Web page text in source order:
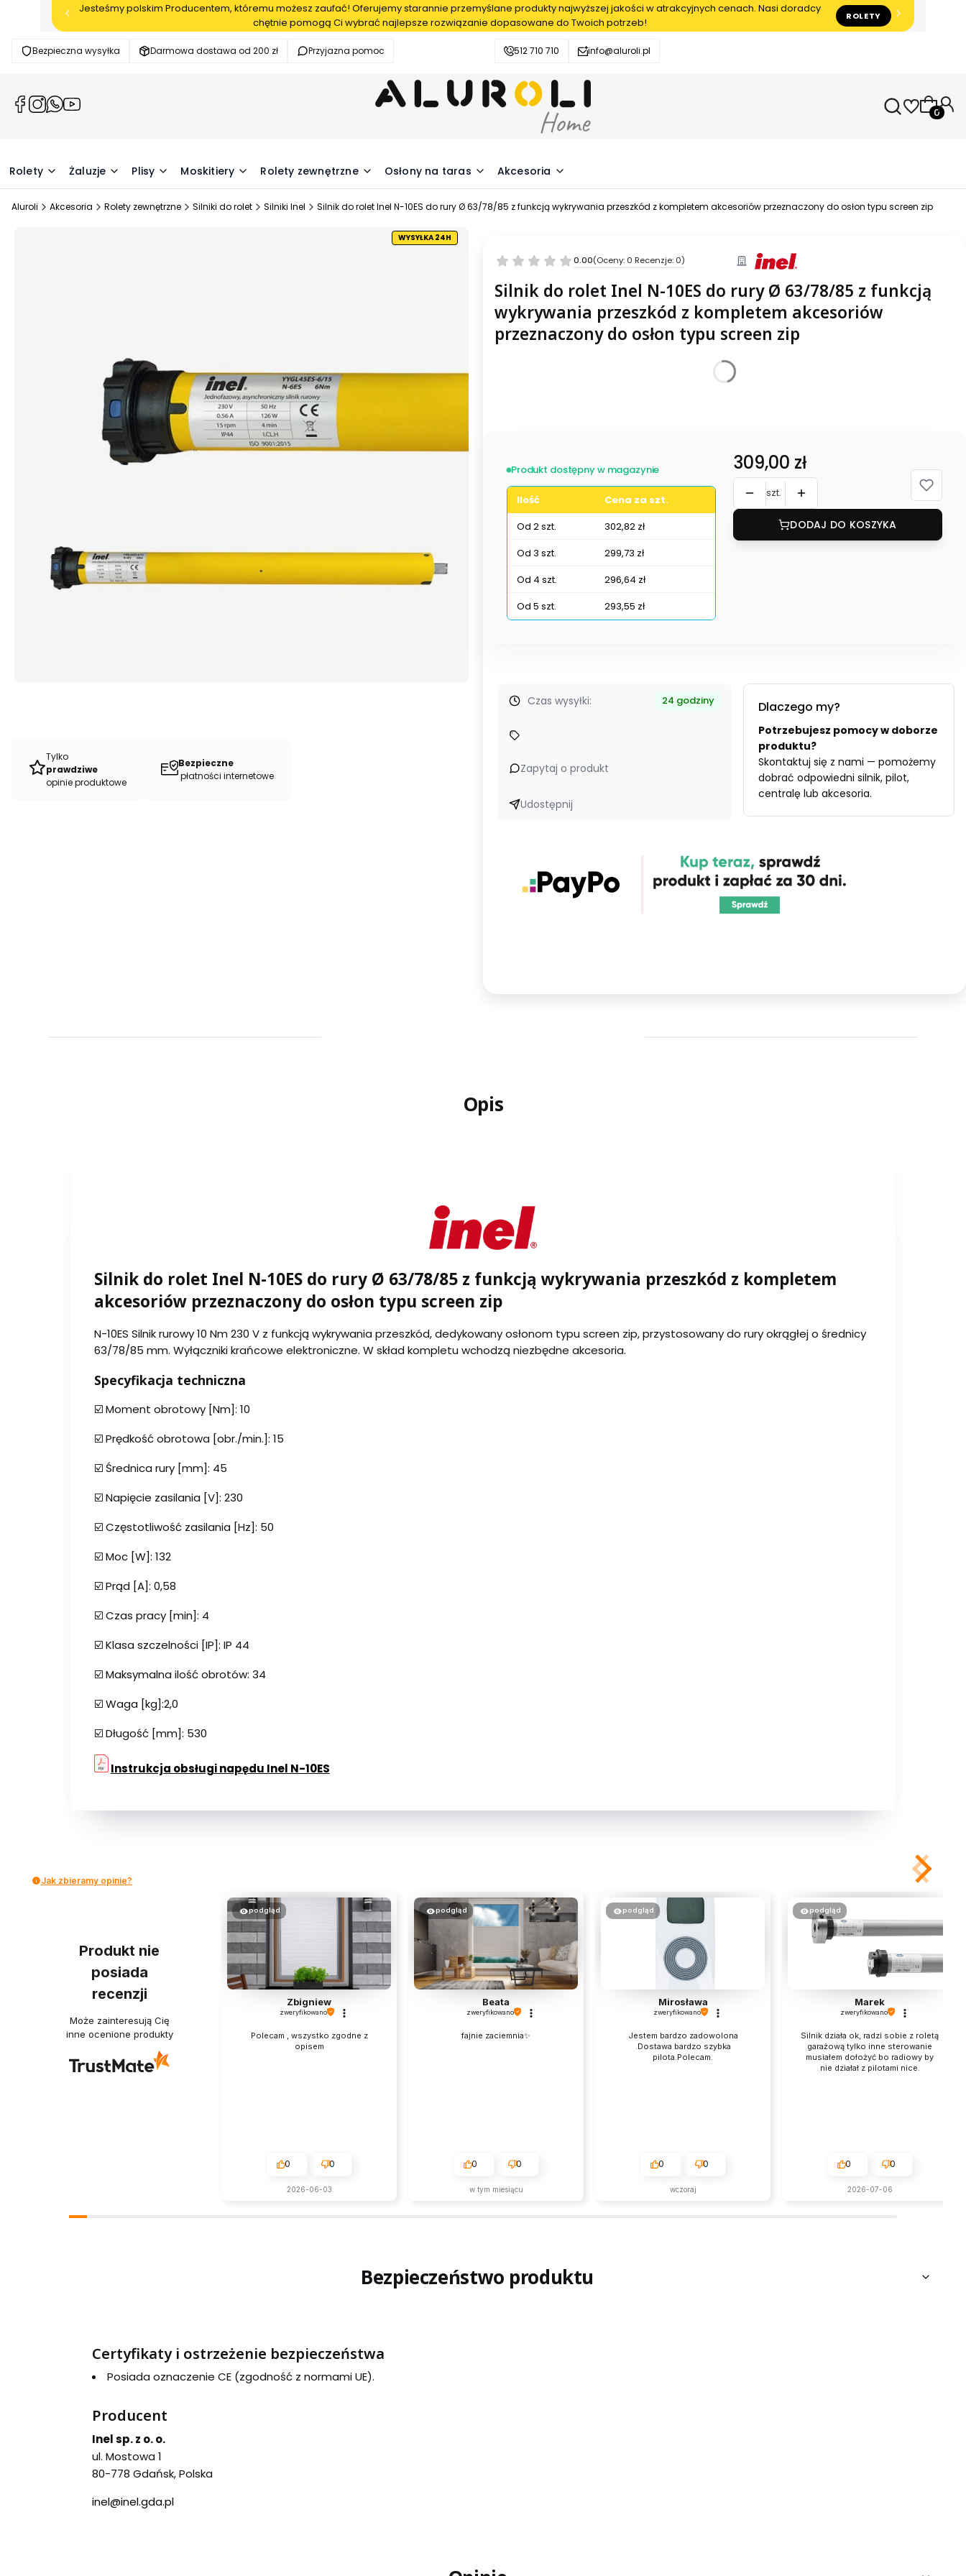
Jesteśmy polskim Producentem, któremu możesz zaufać! Oferujemy starannie przemyślane produkty najwyższej jakości w atrakcyjnych cenach. Nasi doradcy
chętnie pomogą Ci wybrać najlepsze rozwiązanie dopasowane do Twoich potrzeb!
ROLETY
Bezpieczna wysyłka Darmowa dostawa od 200 zł Przyjazna pomoc 512 710 710 info@aluroli.pl
(Otwiera
karcie)
(Otwiera
karcie)
(Otwiera
karcie)
(Otwiera
karcie)
Rolety Żaluzje Plisy Moskitiery Rolety zewnętrzne Osłony na taras Akcesoria
Aluroli Akcesoria Rolety zewnętrzne Silniki do rolet Silniki Inel Silnik do rolet Inel N-10ES do rury Ø 63/78/85 z funkcją wykrywania przeszkód z kompletem akcesoriów przeznaczony do osłon typu screen zip
Tylko
prawdziwe
opinie produktowe
Bezpieczne
płatności internetowe
WYSYŁKA 24H
0.00(Oceny: 0 Recenzje: 0)
Silnik do rolet Inel N-10ES do rury Ø 63/78/85 z funkcją
wykrywania przeszkód z kompletem akcesoriów
przeznaczony do osłon typu screen zip
Produkt dostępny w magazynie
Ilość
Cena za szt.
Od 2 szt.
302,82 zł
Od 3 szt.
299,73 zł
Od 4 szt.
296,64 zł
Od 5 szt.
293,55 zł
Cena
309,00 zł
szt.
DODAJ DO KOSZYKA
Czas wysyłki: 24 godziny
Zapytaj o produkt
Udostępnij
Dlaczego my?
Potrzebujesz pomocy w doborze
produktu?
Skontaktuj się z nami — pomożemy
dobrać odpowiedni silnik, pilot,
centralę lub akcesoria.
Opis
Silnik do rolet Inel N-10ES do rury Ø 63/78/85 z funkcją wykrywania przeszkód z kompletem
akcesoriów przeznaczony do osłon typu screen zip
N-10ES Silnik rurowy 10 Nm 230 V z funkcją wykrywania przeszkód, dedykowany osłonom typu screen zip, przystosowany do rury okrągłej o średnicy
63/78/85 mm. Wyłączniki krańcowe elektroniczne. W skład kompletu wchodzą niezbędne akcesoria.
Specyfikacja techniczna
☑️ Moment obrotowy [Nm]: 10
☑️ Prędkość obrotowa [obr./min.]: 15
☑️ Średnica rury [mm]: 45
☑️ Napięcie zasilania [V]: 230
☑️ Częstotliwość zasilania [Hz]: 50
☑️ Moc [W]: 132
☑️ Prąd [A]: 0,58
☑️ Czas pracy [min]: 4
☑️ Klasa szczelności [IP]: IP 44
☑️ Maksymalna ilość obrotów: 34
☑️ Waga [kg]:2,0
☑️ Długość [mm]: 530
Instrukcja obsługi napędu Inel N-10ES
Jak zbieramy opinie?
Produkt nie
posiada
recenzji
Może zainteresują Cię
inne ocenione produkty
podgląd
Zbigniew
zweryfikowano
Polecam , wszystko zgodne z
opisem
0 0
2026-06-03
podgląd
Beata
zweryfikowano
fajnie zaciemnia✨
0 0
w tym miesiącu
podgląd
Mirosława
zweryfikowano
Jestem bardzo zadowolona
.Dostawa bardzo szybka
pilota.Polecam.
0 0
wczoraj
podgląd
Marek
zweryfikowano
Silnik działa ok, radzi sobie z roletą
garażową tylko inne sterowanie
musiałem dołożyć bo radiowy by
nie działał z pilotami nice.
0 0
2026-07-06
Bezpieczeństwo produktu
Certyfikaty i ostrzeżenie bezpieczeństwa
Posiada oznaczenie CE (zgodność z normami UE).
Producent
Inel sp. z o. o.
ul. Mostowa 1
80-778 Gdańsk, Polska
inel@inel.gda.pl